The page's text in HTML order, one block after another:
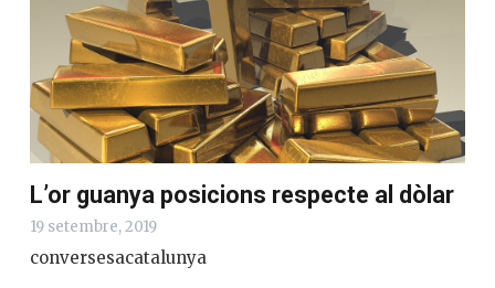
L’or guanya posicions respecte al dòlar
19 setembre, 2019
conversesacatalunya